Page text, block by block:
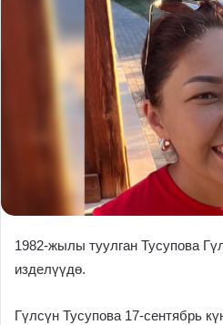
1982-жылы туулган Тусупова
изделүүдө.
Гүлсүн Тусупова 17-сентябрь